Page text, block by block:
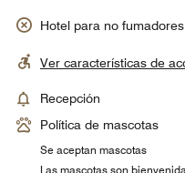
Hotel para no fumadores
Ver características de
Recepción
Política de mascotas
Se aceptan mascotas
Las mascotas son